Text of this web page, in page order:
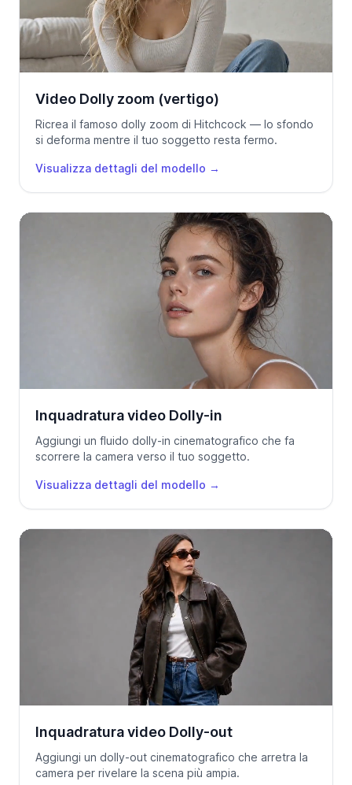
Video Dolly zoom (vertigo)
Ricrea il famoso dolly zoom di Hitchcock — lo sfondo
si deforma mentre il tuo soggetto resta fermo.
Visualizza dettagli del modello →
Inquadratura video Dolly-in
Aggiungi un fluido dolly-in cinematografico che fa
scorrere la camera verso il tuo soggetto.
Visualizza dettagli del modello →
Inquadratura video Dolly-out
Aggiungi un dolly-out cinematografico che arretra la
camera per rivelare la scena più ampia.